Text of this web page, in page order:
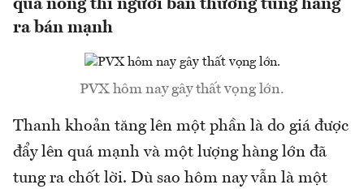
quá nóng thì người bán thường tung hàng
ra bán mạnh
PVX hôm nay gây thất vọng lớn.
Thanh khoản tăng lên một phần là do giá được
đẩy lên quá mạnh và một lượng hàng lớn đã
tung ra chốt lời. Dù sao hôm nay vẫn là một